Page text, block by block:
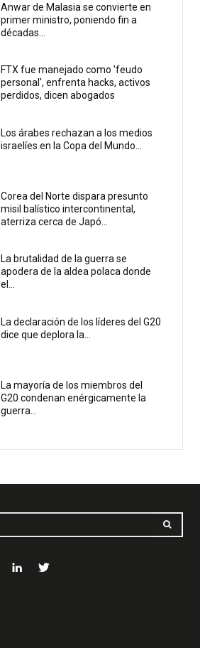
Anwar de Malasia se convierte en
primer ministro, poniendo fin a
décadas...
FTX fue manejado como 'feudo
personal', enfrenta hacks, activos
perdidos, dicen abogados
Los árabes rechazan a los medios
israelíes en la Copa del Mundo...
Corea del Norte dispara presunto
misil balístico intercontinental,
aterriza cerca de Japó...
La brutalidad de la guerra se
apodera de la aldea polaca donde
el...
La declaración de los líderes del G20
dice que deplora la...
La mayoría de los miembros del
G20 condenan enérgicamente la
guerra...